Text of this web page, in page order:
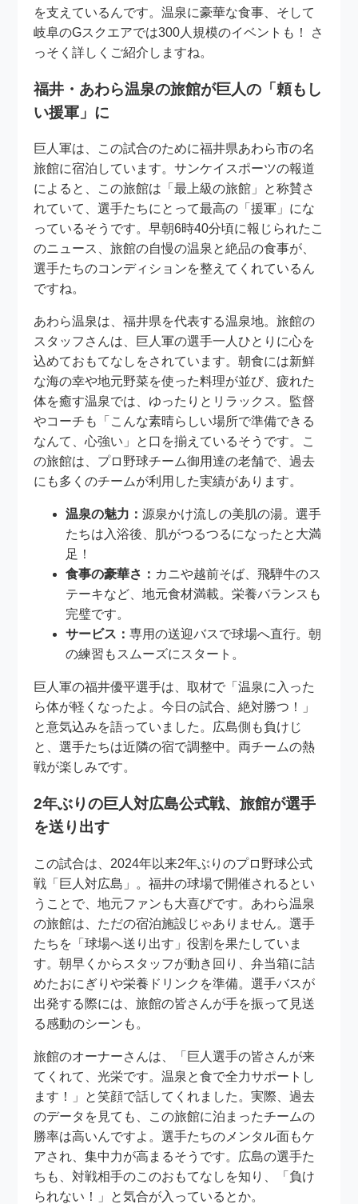
を支えているんです。温泉に豪華な食事、そして
岐阜のGスクエアでは300人規模のイベントも！ さ
っそく詳しくご紹介しますね。
福井・あわら温泉の旅館が巨人の「頼もし
い援軍」に
巨人軍は、この試合のために福井県あわら市の名
旅館に宿泊しています。サンケイスポーツの報道
によると、この旅館は「最上級の旅館」と称賛さ
れていて、選手たちにとって最高の「援軍」にな
っているそうです。早朝6時40分頃に報じられたこ
のニュース、旅館の自慢の温泉と絶品の食事が、
選手たちのコンディションを整えてくれているん
ですね。
あわら温泉は、福井県を代表する温泉地。旅館の
スタッフさんは、巨人軍の選手一人ひとりに心を
込めておもてなしをされています。朝食には新鮮
な海の幸や地元野菜を使った料理が並び、疲れた
体を癒す温泉では、ゆったりとリラックス。監督
やコーチも「こんな素晴らしい場所で準備できる
なんて、心強い」と口を揃えているそうです。こ
の旅館は、プロ野球チーム御用達の老舗で、過去
にも多くのチームが利用した実績があります。
温泉の魅力：源泉かけ流しの美肌の湯。選手
たちは入浴後、肌がつるつるになったと大満
足！
食事の豪華さ： カニや越前そば、飛騨牛のス
テーキなど、地元食材満載。栄養バランスも
完璧です。
サービス：専用の送迎バスで球場へ直行。朝
の練習もスムーズにスタート。
巨人軍の福井優平選手は、取材で「温泉に入った
ら体が軽くなったよ。今日の試合、絶対勝つ！」
と意気込みを語っていました。広島側も負けじ
と、選手たちは近隣の宿で調整中。両チームの熱
戦が楽しみです。
2年ぶりの巨人対広島公式戦、旅館が選手
を送り出す
この試合は、2024年以来2年ぶりのプロ野球公式
戦「巨人対広島」。福井の球場で開催されるとい
うことで、地元ファンも大喜びです。あわら温泉
の旅館は、ただの宿泊施設じゃありません。選手
たちを「球場へ送り出す」役割を果たしていま
す。朝早くからスタッフが動き回り、弁当箱に詰
めたおにぎりや栄養ドリンクを準備。選手バスが
出発する際には、旅館の皆さんが手を振って見送
る感動のシーンも。
旅館のオーナーさんは、「巨人選手の皆さんが来
てくれて、光栄です。温泉と食で全力サポートし
ます！」と笑顔で話してくれました。実際、過去
のデータを見ても、この旅館に泊まったチームの
勝率は高いんですよ。選手たちのメンタル面もケ
アされ、集中力が高まるそうです。広島の選手た
ちも、対戦相手のこのおもてなしを知り、「負け
られない！」と気合が入っているとか。